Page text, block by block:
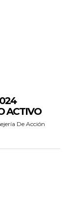
ACTIVO
De Acción